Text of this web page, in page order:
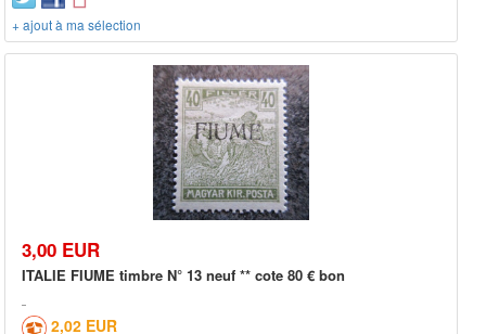
+ ajout à ma sélection
3,00 EUR
ITALIE FIUME timbre N° 13 neuf ** cote 80 € bon
2,02 EUR